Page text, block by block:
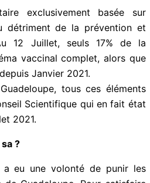
é la i ja tro ta !
exclusivement basée sur
détriment de la prévention et
12 Juillet, seuls 17% de la
vaccinal complet, alors
depuis Janvier 2021.
tous ces éléments
2021.
?